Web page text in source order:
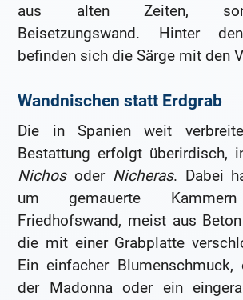
aus alten Zeiten,
Beisetzungswand. Hinter
befinden sich die Särge mit den
Wandnischen statt Erdgrab
Die in Spanien weit
Bestattung erfolgt überirdisch,
Nichosoder Nicheras. Dabei
um gemauerte
Friedhofswand, meist aus
die mit einer Grabplatte
Ein einfacher Blumenschmuck,
der Madonna oder ein